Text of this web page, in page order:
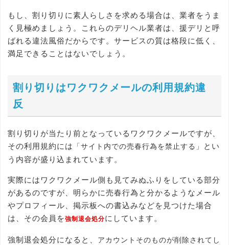
もし、割り切りに素人らしさを求める場合は、業者をうま
く見極めましょう。これらのデリヘル業者は、援デリと呼
ばれる違法風俗だからです。サービスの質は格段に低く、
満足できることはないでしょう。
割り切りはワクワクメールの利用規約違
反
割り切りが当たり前となっているワクワクメールですが、
その利用規約には
「サイト内での売春行為を禁止する」
とい
う内容が盛り込まれています。
実際にはワクワクメール側も見てみぬふりをしている部分
があるのですが、明らかに売春行為と分かるようなメール
やプロフィール、掲示板への書込みなどを見つけた場合
は、その会員を強制退会処分にしています。
強制退会処分になると、 アカウントそのものが削除されてし